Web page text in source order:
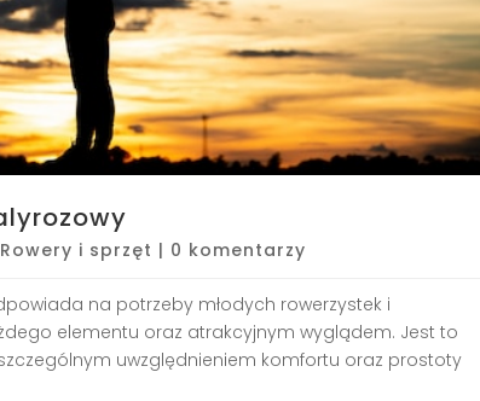
Rowery i sprzęt | 0 komentarzy
na potrzeby młodych rowerzystek i
elementu oraz atrakcyjnym wyglądem. Jest to
uwzględnieniem komfortu oraz prostoty